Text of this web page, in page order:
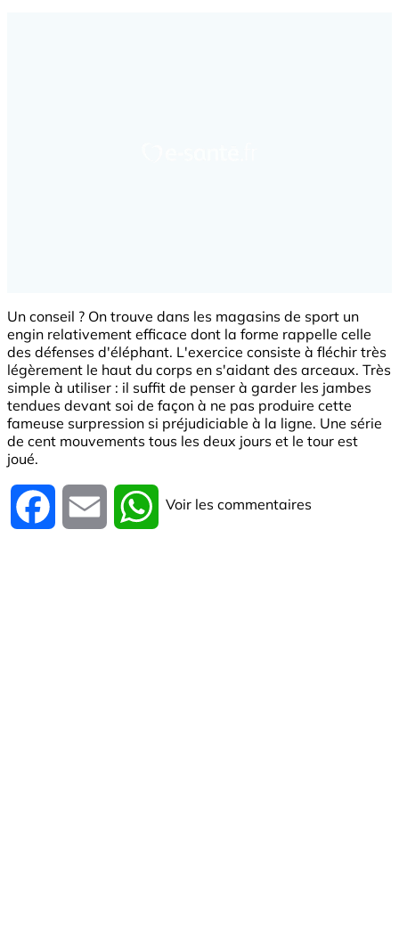
Un conseil ? On trouve dans les magasins de sport un
engin relativement efficace dont la forme rappelle celle
des défenses d'éléphant. L'exercice consiste à fléchir très
légèrement le haut du corps en s'aidant des arceaux. Très
simple à utiliser : il suffit de penser à garder les jambes
tendues devant soi de façon à ne pas produire cette
fameuse surpression si préjudiciable à la ligne. Une série
de cent mouvements tous les deux jours et le tour est
joué.
Facebook Email WhatsApp
Voir les commentaires